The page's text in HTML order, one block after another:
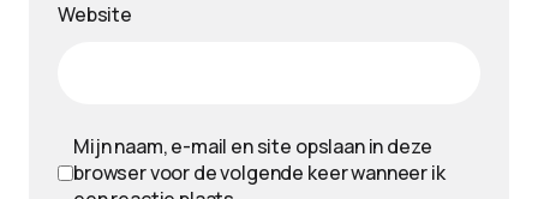
Website
Mijn naam, e-mail en site opslaan in deze
browser voor de volgende keer wanneer ik